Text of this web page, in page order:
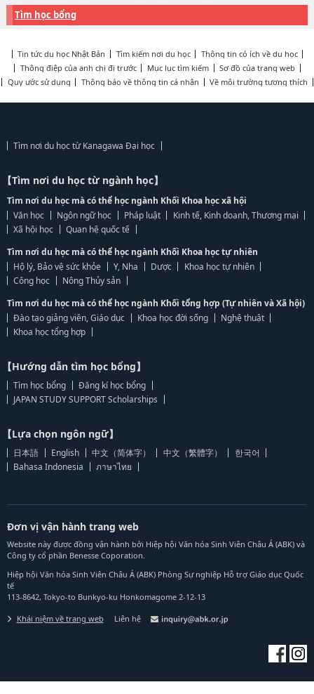
Tìm học bổng
Tin tức du học Nhật Bản Tìm kiếm nơi du học
Thông tin có ích về du học
Thông điệp của anh chị đi trước
Mục lục tìm kiếm
Sơ đồ của trang web
Quy ước sử dụng
Thông báo về thông tin cá nhân Về môi trường tương thích
Tìm nơi du học từ Kanagawa Đại học
【Tìm nơi du học từ ngành học】
Tìm nơi du học mà có thể học ngành Khối Khoa học xã hội
Văn học
Ngôn ngữ học Pháp luật
Kinh tế, Kinh doanh, Thương mại
Xã hội học
Quan hệ quốc tế
Tìm nơi du học mà có thể học ngành Khối Khoa học tự nhiên
Hộ lý, Bảo vệ sức khỏe
Y, Nha Dược
Khoa học tự nhiên
Công học
Nông Thủy sản
Tìm nơi du học mà có thể học ngành Khối tổng hợp (Tự nhiên và Xã hội)
Đào tạo giảng viên, Giáo dục
Khoa học đời sống
Nghệ thuật
Khoa học tổng hợp
【Hướng dẫn tìm học bổng】
Tìm học bổng
Đăng kí học bổng
JAPAN STUDY SUPPORT Scholarships
【Lựa chọn ngôn ngữ】
日本語 English 中文（简体字） 中文（繁體字）
한국어
Bahasa Indonesia
ภาษาไทย
Đơn vị vận hành trang web
Website này được đồng vận hành bởi Hiệp hội Văn hóa Sinh Viên Châu Á (ABK) và
Công ty cổ phần Benesse Coporation.
Hiệp hội Văn hóa Sinh Viên Châu Á (ABK) Phòng Sự nghiệp Hỗ trợ Giáo dục Quốc
tế
113-8642, Tokyo-to Bunkyo-ku Honkomagome 2-12-13
Khái niệm về trang web Liên hệ